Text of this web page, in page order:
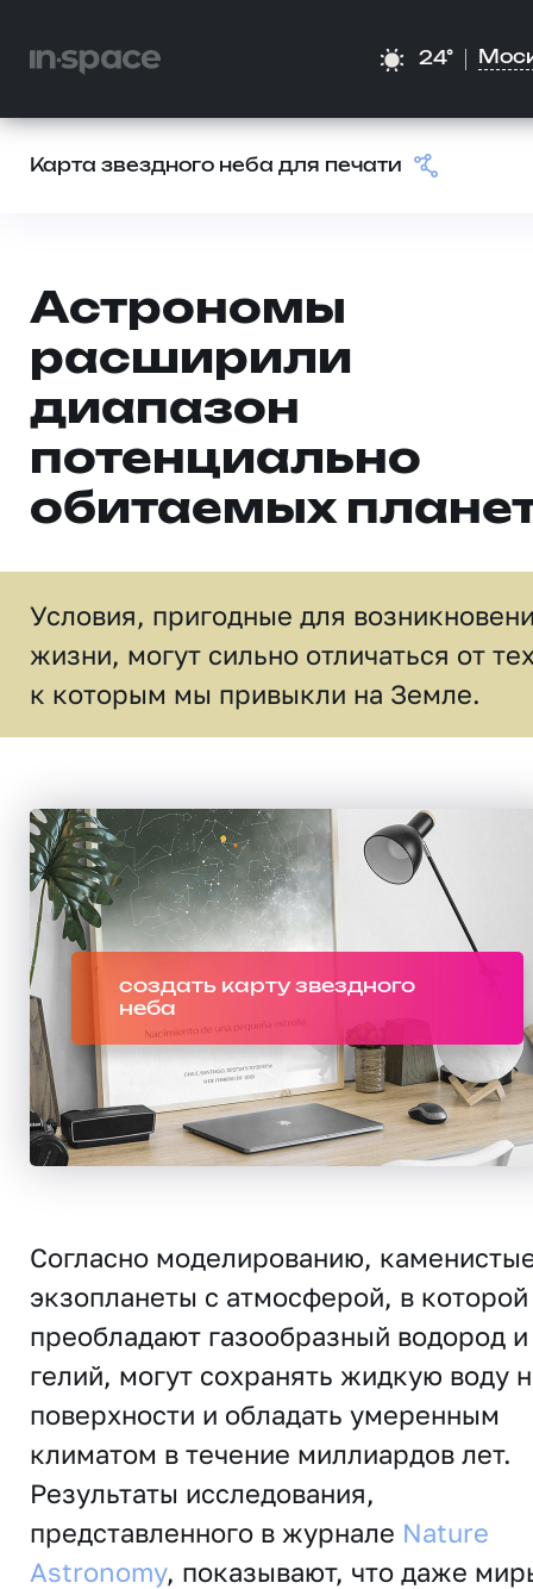
24°
Карта звездного неба для печати
Астрономы
расширили
диапазон
потенциально
обитаемых
Условия, пригодные для
жизни, могут сильно отличаться от
к которым мы привыкли на Земле.
создать карту звездного
неба
Согласно моделированию,
экзопланеты с атмосферой, в которой
преобладают газообразный водород и
гелий, могут сохранять жидкую воду
поверхности и обладать умеренным
климатом в течение миллиардов лет.
Результаты исследования,
представленного в журнале Nature
Astronomy, показывают, что даже